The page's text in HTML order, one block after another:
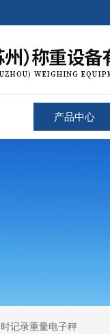
产品中心
记录重量电子秤